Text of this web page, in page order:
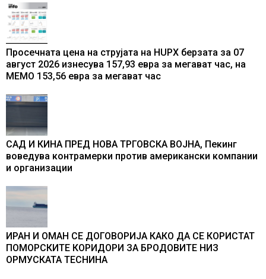
Просечната цена на струјата на HUPX берзата за 07
август 2026 изнесува 157,93 евра за мегават час, на
МЕМО 153,56 евра за мегават час
САД И КИНА ПРЕД НОВА ТРГОВСКА ВОЈНА, Пекинг
воведува контрамерки против американски компании
и организации
ИРАН И ОМАН СЕ ДОГОВОРИЈА КАКО ДА СЕ КОРИСТАТ
ПОМОРСКИТЕ КОРИДОРИ ЗА БРОДОВИТЕ НИЗ
ОРМУСКАТА ТЕСНИНА